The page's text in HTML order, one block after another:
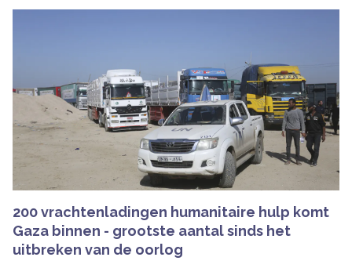
200 vrachtenladingen humanitaire hulp komt
Gaza binnen - grootste aantal sinds het
uitbreken van de oorlog